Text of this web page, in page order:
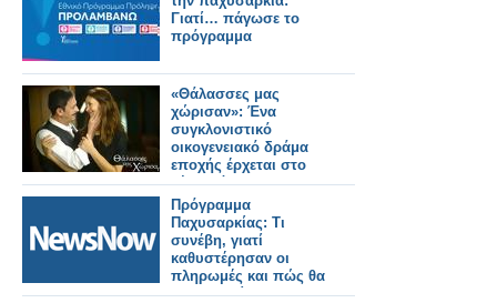
Γιατί… πάγωσε το
πρόγραμμα
«Θάλασσες μας
χώρισαν»: Ένα
συγκλονιστικό
οικογενειακό δράμα
εποχής έρχεται στο
νέο πρόγραμμα της
ΕΡΤ
Πρόγραμμα
Παχυσαρκίας: Τι
συνέβη, γιατί
καθυστέρησαν οι
πληρωμές και πώς θα
συνεχιστεί